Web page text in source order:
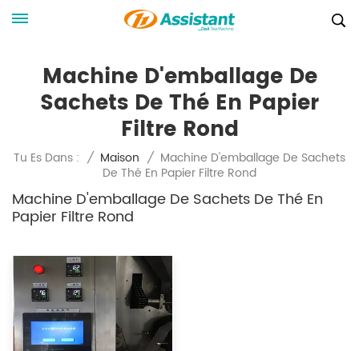
Machine D'emballage De
Sachets De Thé En Papier
Filtre Rond
Tu Es Dans : / Maison / Machine D'emballage De Sachets
De Thé En Papier Filtre Rond
Machine D'emballage De Sachets De Thé En
Papier Filtre Rond